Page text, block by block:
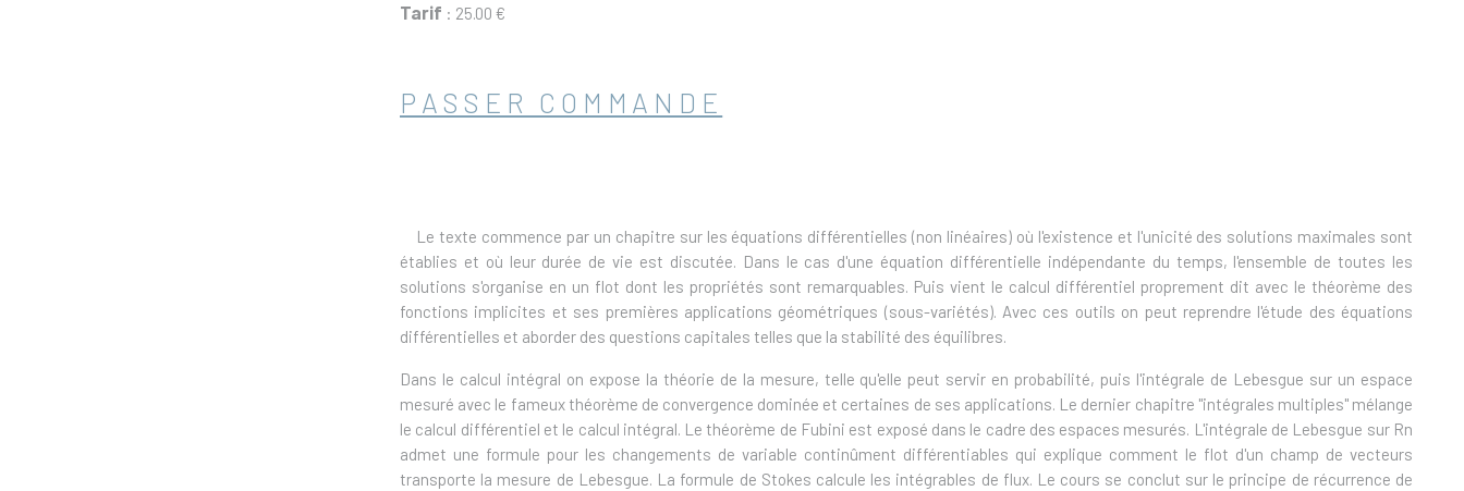
Tarif : 25.00 €
PASSER COMMANDE
Le texte commence par un chapitre sur les équations différentielles (non linéaires) où l'existence et l'unicité des solutions maximales sont
établies et où leur durée de vie est discutée. Dans le cas d'une équation différentielle indépendante du temps, l'ensemble de toutes les
solutions s'organise en un flot dont les propriétés sont remarquables. Puis vient le calcul différentiel proprement dit avec le théorème des
fonctions implicites et ses premières applications géométriques (sous-variétés). Avec ces outils on peut reprendre l'étude des équations
différentielles et aborder des questions capitales telles que la stabilité des équilibres.
Dans le calcul intégral on expose la théorie de la mesure, telle qu'elle peut servir en probabilité, puis l'intégrale de Lebesgue sur un espace
mesuré avec le fameux théorème de convergence dominée et certaines de ses applications. Le dernier chapitre "intégrales multiples" mélange
le calcul différentiel et le calcul intégral. Le théorème de Fubini est exposé dans le cadre des espaces mesurés. L'intégrale de Lebesgue sur Rn
admet une formule pour les changements de variable continûment différentiables qui explique comment le flot d'un champ de vecteurs
transporte la mesure de Lebesgue. La formule de Stokes calcule les intégrables de flux. Le cours se conclut sur le principe de récurrence de